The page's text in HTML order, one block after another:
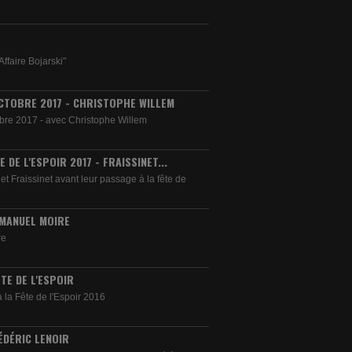
Bojarski"
2017 - CHRISTOPHE WILLEM
2017 - avec Christophe Willem
DE L'ESPOIR 2017 - FRAISSINET...
Fraissinet avant leur passage à la fête de
MOIRE
DE L'ESPOIR
la Fête de l'Espoir 2016
LENOIR